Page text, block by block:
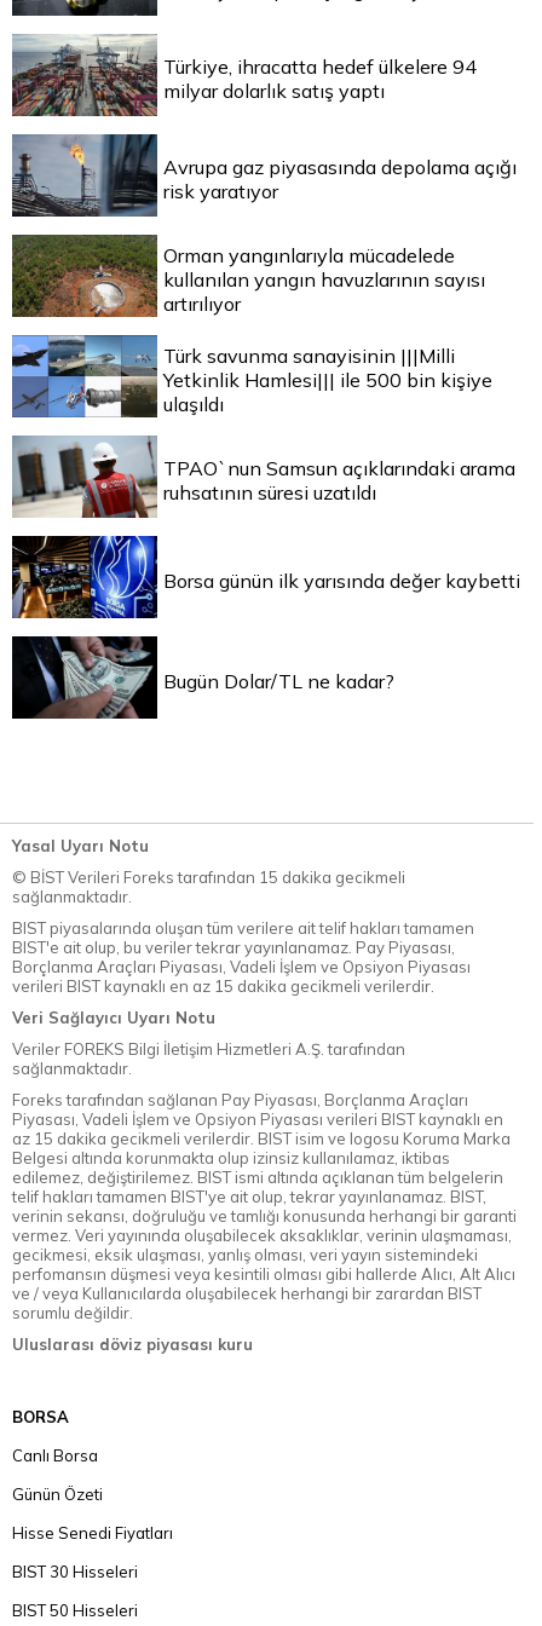
Türkiye, ihracatta hedef ülkelere 94
milyar dolarlık satış yaptı
Avrupa gaz piyasasında depolama açığı
risk yaratıyor
Orman yangınlarıyla mücadelede
kullanılan yangın havuzlarının sayısı
artırılıyor
Türk savunma sanayisinin |||Milli
Yetkinlik Hamlesi||| ile 500 bin kişiye
ulaşıldı
TPAO`nun Samsun açıklarındaki arama
ruhsatının süresi uzatıldı
Borsa günün ilk yarısında değer kaybetti
Bugün Dolar/TL ne kadar?
Yasal Uyarı Notu
© BİST Verileri Foreks tarafından 15 dakika gecikmeli
sağlanmaktadır.
BIST piyasalarında oluşan tüm verilere ait telif hakları tamamen
BIST'e ait olup, bu veriler tekrar yayınlanamaz. Pay Piyasası,
Borçlanma Araçları Piyasası, Vadeli İşlem ve Opsiyon Piyasası
verileri BIST kaynaklı en az 15 dakika gecikmeli verilerdir.
Veri Sağlayıcı Uyarı Notu
Veriler FOREKS Bilgi İletişim Hizmetleri A.Ş. tarafından
sağlanmaktadır.
Foreks tarafından sağlanan Pay Piyasası, Borçlanma Araçları
Piyasası, Vadeli İşlem ve Opsiyon Piyasası verileri BIST kaynaklı en
az 15 dakika gecikmeli verilerdir. BIST isim ve logosu Koruma Marka
Belgesi altında korunmakta olup izinsiz kullanılamaz, iktibas
edilemez, değiştirilemez. BIST ismi altında açıklanan tüm belgelerin
telif hakları tamamen BIST'ye ait olup, tekrar yayınlanamaz. BIST,
verinin sekansı, doğruluğu ve tamlığı konusunda herhangi bir garanti
vermez. Veri yayınında oluşabilecek aksaklıklar, verinin ulaşmaması,
gecikmesi, eksik ulaşması, yanlış olması, veri yayın sistemindeki
perfomansın düşmesi veya kesintili olması gibi hallerde Alıcı, Alt Alıcı
ve / veya Kullanıcılarda oluşabilecek herhangi bir zarardan BIST
sorumlu değildir.
Uluslarası döviz piyasası kuru
BORSA
Canlı Borsa
Günün Özeti
Hisse Senedi Fiyatları
BIST 30 Hisseleri
BIST 50 Hisseleri